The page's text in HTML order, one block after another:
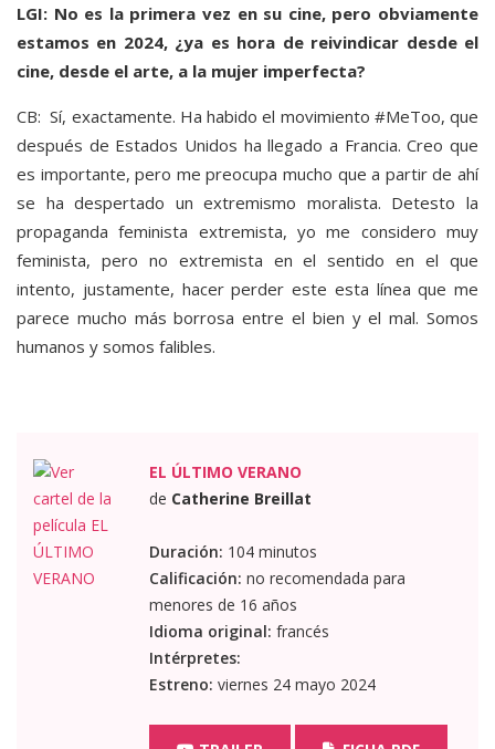
LGI: No es la primera vez en su cine, pero obviamente
estamos en 2024, ¿ya es hora de reivindicar desde el
cine, desde el arte, a la mujer imperfecta?
CB: Sí, exactamente. Ha habido el movimiento #MeToo, que
después de Estados Unidos ha llegado a Francia. Creo que
es importante, pero me preocupa mucho que a partir de ahí
se ha despertado un extremismo moralista. Detesto la
propaganda feminista extremista, yo me considero muy
feminista, pero no extremista en el sentido en el que
intento, justamente, hacer perder este esta línea que me
parece mucho más borrosa entre el bien y el mal. Somos
humanos y somos falibles.
EL ÚLTIMO VERANO
de Catherine Breillat
Duración: 104 minutos
Calificación: no recomendada para
menores de 16 años
Idioma original: francés
Intérpretes:
Estreno: viernes 24 mayo 2024